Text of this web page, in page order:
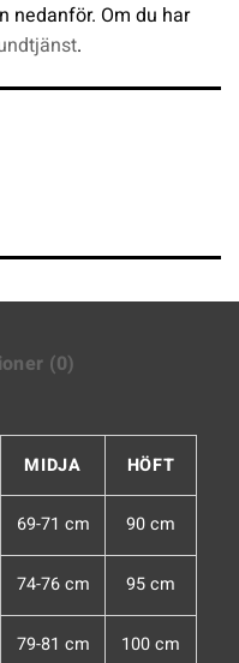
nedanför. Om du har
.
(0)
MIDJA HÖFT
69-71 cm 90 cm
74-76 cm 95 cm
79-81 cm 100 cm